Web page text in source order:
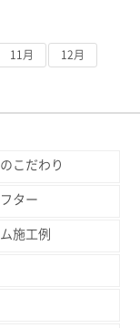
11月 12月
こだわり
ター
施工例